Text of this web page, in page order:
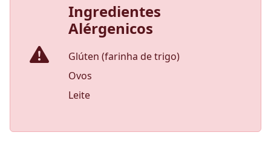
Ingredientes
Alérgenicos
Glúten (farinha de trigo)
Ovos
Leite